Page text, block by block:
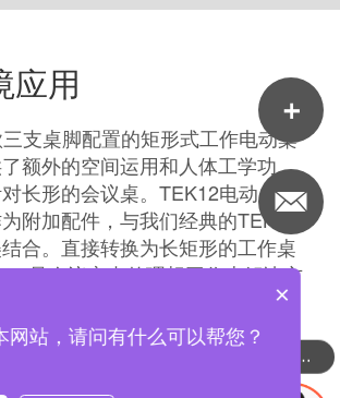
应用
支桌脚配置的矩形式工作电动桌
额外的空间运用和人体工学功
长形的会议桌。TEK12电动桌框
附加配件，与我们经典的TEK01
合。直接转换为长矩形的工作桌
是会议室内的理想工作桌解决方
配件只是一种出售方式。 大部
完整桌框。
可以介绍下你们的产品么
×
网站，请问有什么可以帮您？